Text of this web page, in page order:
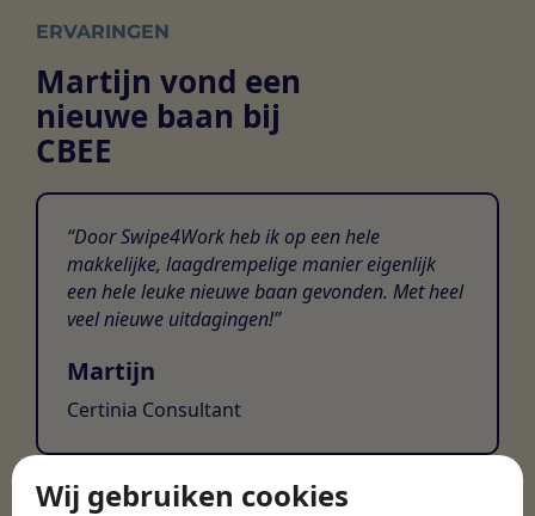
Wij gebruiken cookies
ERVARINGEN
Martijn vond een
nieuwe baan bij
CBEE
Door Swipe4Work heb ik op een hele
makkelijke, laagdrempelige manier eigenlijk
een hele leuke nieuwe baan gevonden. Met heel
veel nieuwe uitdagingen!
Martijn
Certinia Consultant